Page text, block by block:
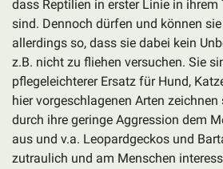
dass Reptilien in erster Linie in ihrem
sind. Dennoch dürfen und können
allerdings so, dass sie dabei kein
z.B. nicht zu fliehen versuchen. Sie
pflegeleichterer Ersatz für Hund,
hier vorgeschlagenen Arten
durch ihre geringe Aggression dem
aus und v.a. Leopardgeckos und
zutraulich und am Menschen